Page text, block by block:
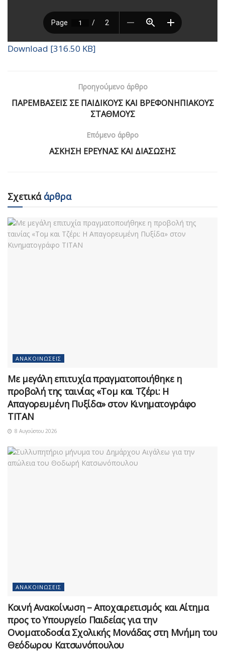
Download [316.50 KB]
Προηγούμενο άρθρο
ΠΑΡΕΜΒΑΣΕΙΣ ΣΕ ΠΑΙΔΙΚΟΥΣ ΚΑΙ ΒΡΕΦΟΝΗΠΙΑΚΟΥΣ
ΣΤΑΘΜΟΥΣ
Επόμενο άρθρο
ΑΣΚΗΣΗ ΕΡΕΥΝΑΣ ΚΑΙ ΔΙΑΣΩΣΗΣ
Σχετικάάρθρα
ΑΝΑΚΟΙΝΏΣΕΙΣ
Με μεγάλη επιτυχία πραγματοποιήθηκε η
προβολή της ταινίας «Τομ και Τζέρι: Η
Απαγορευμένη Πυξίδα» στον Κινηματογράφο
ΤΙΤΑΝ
8 Αυγούστου 2026
ΑΝΑΚΟΙΝΏΣΕΙΣ
Κοινή Ανακοίνωση – Αποχαιρετισμός και Αίτημα
προς το Υπουργείο Παιδείας για την
Ονοματοδοσία Σχολικής Μονάδας στη Μνήμη του
Θεόδωρου Κατσωνόπουλου